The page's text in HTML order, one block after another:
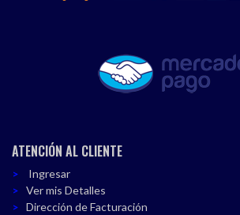
ATENCIÓN AL CLIENTE
Ingresar
Ver mis Detalles
Dirección de Facturación